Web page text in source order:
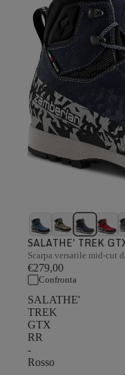
SALATHE' TREK
Scarpa versatile mid-cut
€279,00
Confronta
SALATHE'
TREK
GTX
RR
-
Rosso